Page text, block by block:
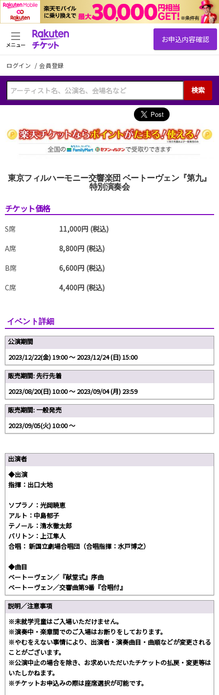
ログイン /会員登録
検索
メニュー
東京フィルハーモニー交響楽団 ベートーヴェン『第九』
特別演奏会
チケット価格
S席
11,000円 (税込)
A席
8,800円 (税込)
B席
6,600円 (税込)
C席
4,400円 (税込)
イベント詳細
公演期間
2023/12/22(金) 19:00 〜 2023/12/24 (日) 15:00
販売期間: 先行先着
2023/08/20(日) 10:00 〜 2023/09/04 (月) 23:59
販売期間: 一般発売
2023/09/05(火) 10:00 〜
出演者
◆出演
指揮：出口大地
ソプラノ：光岡暁恵
アルト：中島郁子
テノール：清水徹太郎
バリトン：上江隼人
合唱： 新国立劇場合唱団（合唱指揮：水戸博之）
◆曲目
ベートーヴェン／『献堂式』序曲
ベートーヴェン／交響曲第9番『合唱付』
説明／注意事項
※未就学児童はご入場いただけません。
※演奏中・楽章間でのご入場はお断りをしております。
※やむをえない事情により、出演者・演奏曲目・曲順などが変更される
ことがございます。
※公演中止の場合を除き、お求めいただいたチケットの払戻・変更等は
いたしかねます。
※チケットお申込みの際は座席選択が可能です。